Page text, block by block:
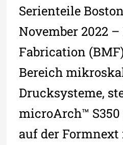
Serienteile
November 2022
Fabrication
Bereich
Drucksysteme,
microArch™ S350
auf der